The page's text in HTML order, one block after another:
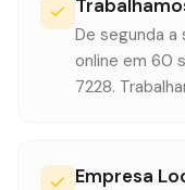
De segunda a
online em 60
7228.
Empresa